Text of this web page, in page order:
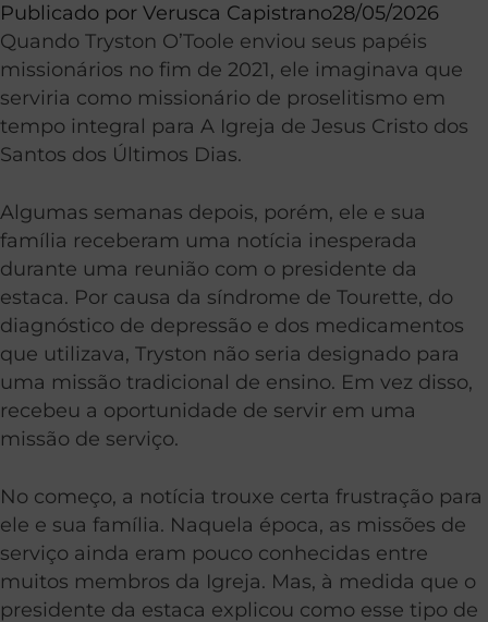
Publicado por Verusca Capistrano28/05/2026
Quando Tryston O’Toole enviou seus papéis
missionários no fim de 2021, ele imaginava que
serviria como missionário de proselitismo em
tempo integral para A Igreja de Jesus Cristo dos
Santos dos Últimos Dias.
Algumas semanas depois, porém, ele e sua
família receberam uma notícia inesperada
durante uma reunião com o presidente da
estaca. Por causa da síndrome de Tourette, do
diagnóstico de depressão e dos medicamentos
que utilizava, Tryston não seria designado para
uma missão tradicional de ensino. Em vez disso,
recebeu a oportunidade de servir em uma
missão de serviço.
No começo, a notícia trouxe certa frustração para
ele e sua família. Naquela época, as missões de
serviço ainda eram pouco conhecidas entre
muitos membros da Igreja. Mas, à medida que o
presidente da estaca explicou como esse tipo de